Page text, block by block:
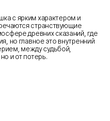
с ярким характером и
странствующие
древних сказаний, где
но главное это внутренний
между судьбой,
и от потерь.